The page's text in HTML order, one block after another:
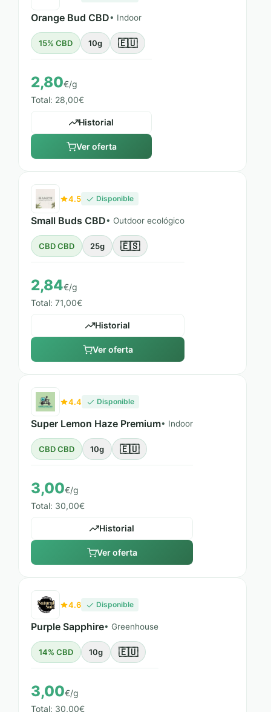
Orange Bud CBD• Indoor
15% CBD 10g 🇪🇺
2,80€/g
Total: 28,00€
Historial
Ver oferta
4.5 Disponible
Small Buds CBD• Outdoor ecológico
CBD CBD 25g 🇪🇸
2,84€/g
Total: 71,00€
Historial
Ver oferta
4.4 Disponible
Super Lemon Haze Premium• Indoor
CBD CBD 10g 🇪🇺
3,00€/g
Total: 30,00€
Historial
Ver oferta
4.6 Disponible
Purple Sapphire• Greenhouse
14% CBD 10g 🇪🇺
3,00€/g
Total: 30,00€